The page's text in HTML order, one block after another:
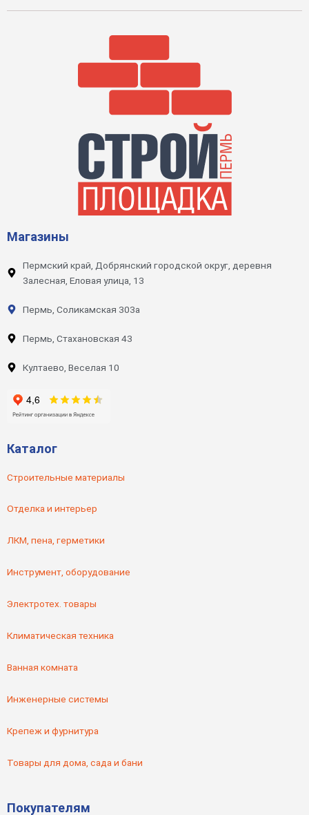
Магазины
Пермский край, Добрянский городской округ, деревня
Залесная, Еловая улица, 13
Пермь, Соликамская 303а
Пермь, Стахановская 43
Култаево, Веселая 10
Каталог
Строительные материалы
Отделка и интерьер
ЛКМ, пена, герметики
Инструмент, оборудование
Электротех. товары
Климатическая техника
Ванная комната
Инженерные системы
Крепеж и фурнитура
Товары для дома, сада и бани
Покупателям